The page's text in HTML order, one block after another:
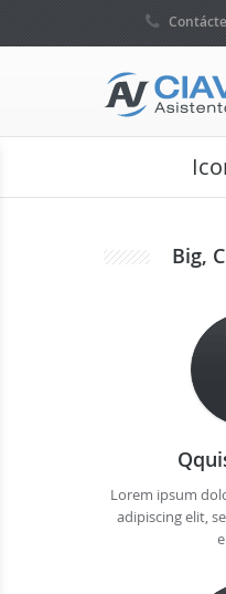
Big,
Lorem ipsum
adipiscing elit,